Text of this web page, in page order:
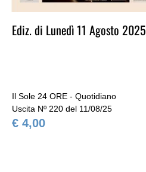
Ediz. di Lunedì 11 Agosto 2025
Il Sole 24 ORE - Quotidiano
Uscita Nº 220 del 11/08/25
€ 4,00